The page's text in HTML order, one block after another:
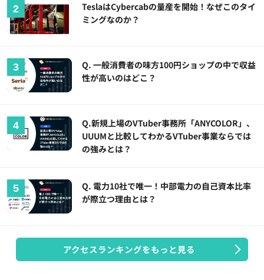
TeslaはCybercabの量産を開始！なぜこのタイ
ミングなのか？
Q. 一般消費者の味方100円ショップの中で収益
性が高いのはどこ？
Q.新規上場のVTuber事務所「ANYCOLOR」、
UUUMと比較してわかるVTuber事業ならでは
の強みとは？
Q. 電力10社で唯一！中部電力の自己資本比率
が際立つ理由とは？
アクセスランキングをもっと見る